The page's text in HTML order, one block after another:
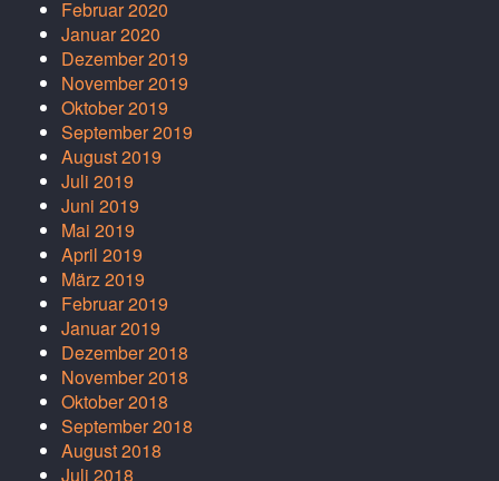
Februar 2020
Januar 2020
Dezember 2019
November 2019
Oktober 2019
September 2019
August 2019
Juli 2019
Juni 2019
Mai 2019
April 2019
März 2019
Februar 2019
Januar 2019
Dezember 2018
November 2018
Oktober 2018
September 2018
August 2018
Juli 2018